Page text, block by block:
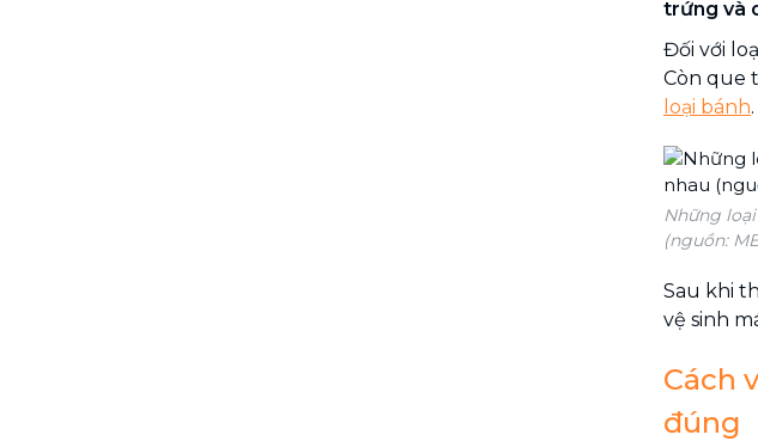
trứng và
Đối với
Còn que
loại bánh.
Những
(nguồn:
Sau khi
vệ sinh
Cách
đúng